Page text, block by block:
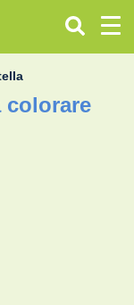
colorare